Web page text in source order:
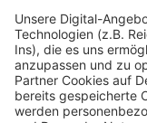
Anzeige